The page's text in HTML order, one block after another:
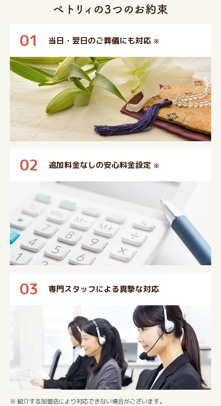
01 当日・翌日のご葬儀にも対応 ※
02 追加料金なしの安心料金設定 ※
03 専門スタッフによる真摯な対応
※ 紹介する加盟店により対応できない場合がございます。